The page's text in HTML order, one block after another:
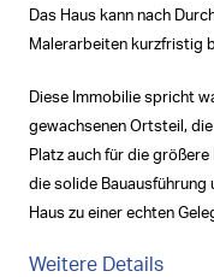
Das Haus kann nach
Malerarbeiten kurzfristig
Diese Immobilie spricht
gewachsenen Ortsteil,
Platz auch für die
die solide
Haus zu einer echten
Weitere Details